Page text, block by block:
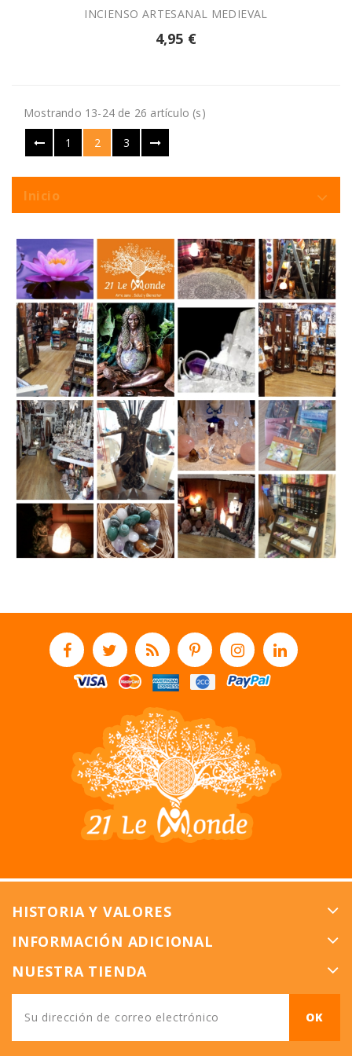
INCIENSO ARTESANAL MEDIEVAL
4,95 €
Mostrando 13-24 de 26 artículo (s)
1
2 3
Inicio
HISTORIA Y VALORES
INFORMACIÓN ADICIONAL
NUESTRA TIENDA